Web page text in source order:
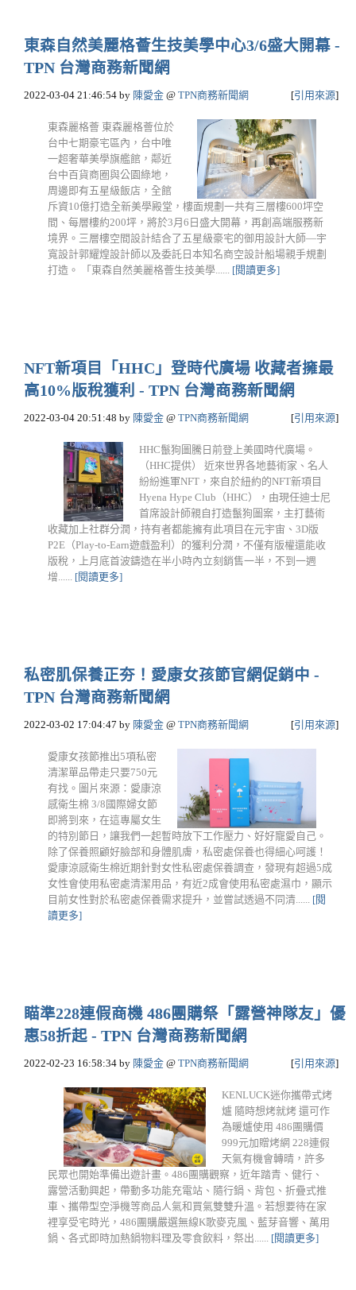
東森自然美麗格薈生技美學中心3/6盛大開幕 -
TPN 台灣商務新聞網
2022-03-04 21:46:54 by 陳愛金 @ TPN商務新聞網 [引用來源]
東森麗格薈 東森麗格薈位於
台中七期豪宅區內，台中唯
一超奢華美學旗艦館，鄰近
台中百貨商圈與公園綠地，
周邊即有五星級飯店，全館
斥資10億打造全新美學殿堂，樓面規劃一共有三層樓600坪空
間、每層樓約200坪，將於3月6日盛大開幕，再創高端服務新
境界。三層樓空間設計結合了五星級豪宅的御用設計大師—宇
寬設計郭耀煌設計師以及委託日本知名商空設計船場親手規劃
打造。 「東森自然美麗格薈生技美學...... [閱讀更多]
NFT新項目「HHC」登時代廣場 收藏者擁最
高10%版稅獲利 - TPN 台灣商務新聞網
2022-03-04 20:51:48 by 陳愛金 @ TPN商務新聞網 [引用來源]
HHC鬣狗圖騰日前登上美國時代廣場。
（HHC提供） 近來世界各地藝術家、名人
紛紛進軍NFT，來自於紐約的NFT新項目
Hyena Hype Club（HHC），由現任迪士尼
首席設計師親自打造鬣狗圖案，主打藝術
收藏加上社群分潤，持有者都能擁有此項目在元宇宙、3D版
P2E（Play-to-Earn遊戲盈利）的獲利分潤，不僅有版權還能收
版稅，上月底首波鑄造在半小時內立刻銷售一半，不到一週
增...... [閱讀更多]
私密肌保養正夯！愛康女孩節官網促銷中 -
TPN 台灣商務新聞網
2022-03-02 17:04:47 by 陳愛金 @ TPN商務新聞網 [引用來源]
愛康女孩節推出5項私密
清潔單品帶走只要750元
有找。圖片來源：愛康涼
感衛生棉 3/8國際婦女節
即將到來，在這專屬女生
的特別節日，讓我們一起暫時放下工作壓力、好好寵愛自己。
除了保養照顧好臉部和身體肌膚，私密處保養也得細心呵護！
愛康涼感衛生棉近期針對女性私密處保養調查，發現有超過5成
女性會使用私密處清潔用品，有近2成會使用私密處濕巾，顯示
目前女性對於私密處保養需求提升，並嘗試透過不同清...... [閱
讀更多]
瞄準228連假商機 486團購祭「露營神隊友」優
惠58折起 - TPN 台灣商務新聞網
2022-02-23 16:58:34 by 陳愛金 @ TPN商務新聞網 [引用來源]
KENLUCK迷你攜帶式烤
爐 隨時想烤就烤 還可作
為暖爐使用 486團購價
999元加贈烤網 228連假
天氣有機會轉晴，許多
民眾也開始準備出遊計畫。486團購觀察，近年踏青、健行、
露營活動興起，帶動多功能充電站、隨行鍋、背包、折疊式推
車、攜帶型空淨機等商品人氣和買氣雙雙升溫。若想要待在家
裡享受宅時光，486團購嚴選無線K歌麥克風、藍芽音響、萬用
鍋、各式即時加熱鍋物料理及零食飲料，祭出...... [閱讀更多]